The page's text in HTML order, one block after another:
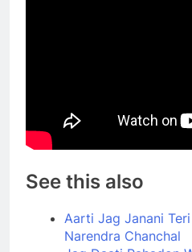
See this also
Aarti Jag Janani
Narendra Chanchal